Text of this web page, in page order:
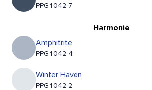
PPG1042-7
Harmonie
Amphitrite
PPG1042-4
Winter Haven
PPG1042-2